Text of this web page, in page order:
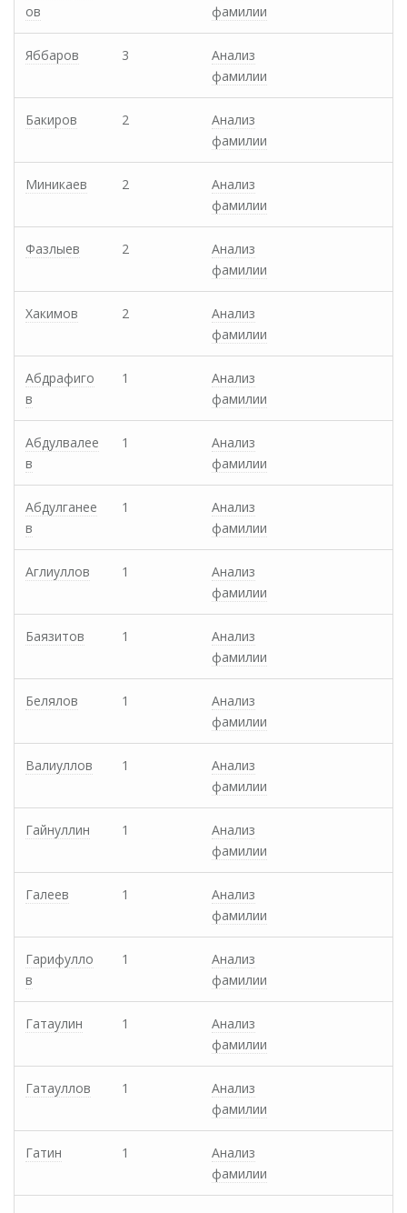
ов
фамилии
Яббаров 3
Анализ
фамилии
Бакиров 2
Анализ
фамилии
Миникаев 2
Анализ
фамилии
Фазлыев 2
Анализ
фамилии
Хакимов 2
Анализ
фамилии
Абдрафиго
в
1
Анализ
фамилии
Абдулвалее
в
1
Анализ
фамилии
Абдулганее
в
1
Анализ
фамилии
Аглиуллов 1
Анализ
фамилии
Баязитов 1
Анализ
фамилии
Белялов 1
Анализ
фамилии
Валиуллов 1
Анализ
фамилии
Гайнуллин 1
Анализ
фамилии
Галеев 1
Анализ
фамилии
Гарифулло
в
1
Анализ
фамилии
Гатаулин 1
Анализ
фамилии
Гатауллов 1
Анализ
фамилии
Гатин 1
Анализ
фамилии